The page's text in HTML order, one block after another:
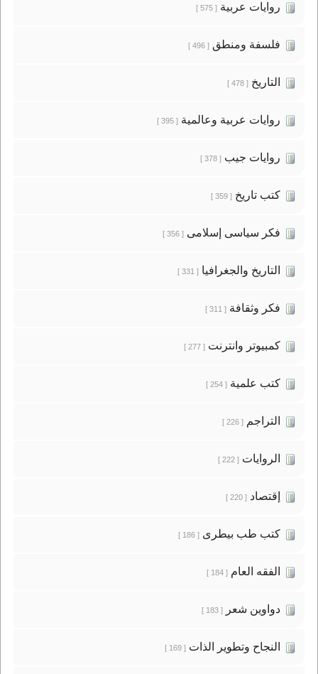
روايات عربية[ 575 ]
فلسفة ومنطق[ 496 ]
التاريخ[ 478 ]
روايات عربية وعالمية[ 395 ]
روايات جيب[ 378 ]
كتب تاريخ[ 359 ]
فكر سياسى إسلامى[ 356 ]
التاريخ والجغرافيا[ 331 ]
فكر وثقافة[ 311 ]
كمبيوتر وانترنت[ 277 ]
كتب علمية[ 254 ]
التراجم[ 226 ]
الروايات[ 222 ]
إقتصاد[ 220 ]
كتب طب بيطرى[ 186 ]
الفقه العام[ 184 ]
دواوين شعر[ 183 ]
النجاح وتطوير الذات[ 169 ]